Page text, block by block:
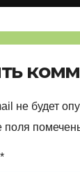
не будет
поля
*